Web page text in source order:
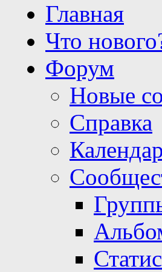
Главная
Что
Форум
Новые
Справка